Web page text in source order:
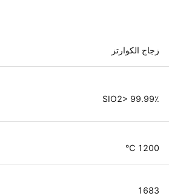
زجاج الكوارتز
SIO2> 99.99٪
1200 ℃
1683